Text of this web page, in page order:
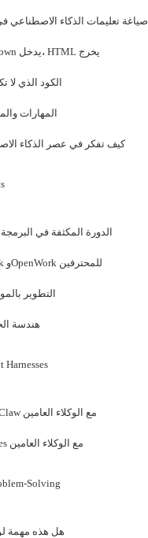
صياغة تعليمات الذكاء الاصطناعي في
Markdown يدخل، HTML يخرج
الكود الذي لا
المهارات
كيف تفكر في عصر الذكاء
الدورة المكثفة في البرمجة
Cowork وOpenWork للمحترفين
التطوير
هندسة
Harnesses
OpenClaw مع الوكلاء العامين
Hermes مع الوكلاء العامين
Solving
هل هذه مهمة